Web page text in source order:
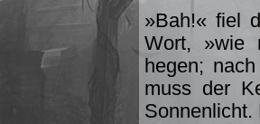
»Bah!« fiel
Wort, »wie
hegen;
muss der
Sonnenlicht.